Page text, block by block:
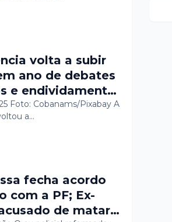
volta a subir
ano de debates
e endividamento;
dez brasileiros
Foto: Cobanams/Pixabay A
a…
fecha acordo
com a PF; Ex-
de matar